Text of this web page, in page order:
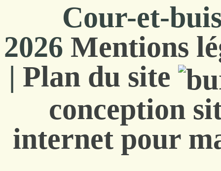
Cour-et-
2026 Mentions
| Plan du site
conception
internet pour